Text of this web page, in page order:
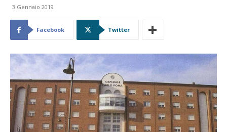
3 Gennaio 2019
Facebook Twitter